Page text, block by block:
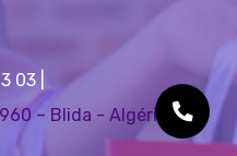
03
– Blida - Algérie